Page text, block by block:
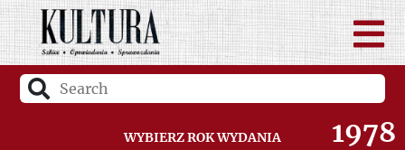
Wybierz rok wydania
1976
1977
1978